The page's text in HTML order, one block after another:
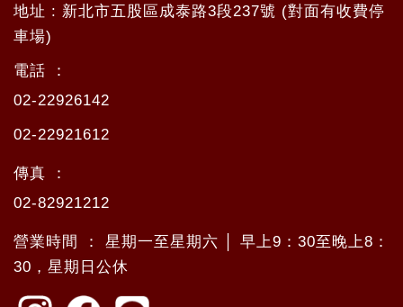
地址 : 新北市五股區成泰路3段237號 (對面有收費停
車場)
電話 ：
02-22926142
02-22921612
傳真 ：
02-82921212
營業時間 ： 星期一至星期六 │ 早上9：30至晚上8：
30，星期日公休